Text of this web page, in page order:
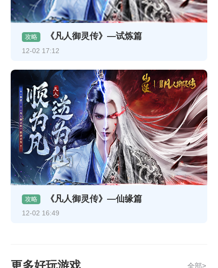
攻略 《凡人御灵传》—试炼篇
12-02 17:12
攻略 《凡人御灵传》—仙缘篇
12-02 16:49
全部>